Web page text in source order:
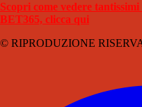
Scopri come vedere
BET365, clicca qui
© RIPRODUZIONE